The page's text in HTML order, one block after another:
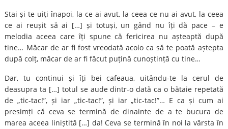
Stai și te uiți înapoi, la ce ai avut, la ceea ce nu ai avut, la ceea
ce ai reușit să ai […] și totuși, un gând nu îți dă pace – e
melodia aceea care îți spune că fericirea nu așteaptă după
tine… Măcar de ar fi fost vreodată acolo ca să te poată aștepta
după colț, măcar de ar fi făcut puțină cunoștință cu tine…
Dar, tu continui și îți bei cafeaua, uitându-te la cerul de
deasupra ta […] totul se aude dintr-o dată ca o bătaie repetată
de „tic-tac!”, și iar „tic-tac!”, și iar „tic-tac!”… E ca și cum ai
presimți că ceva se termină de dinainte de a te bucura de
marea aceea liniștită […] da! Ceva se termină în noi la vârsta în